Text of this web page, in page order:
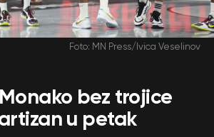
Foto: MN Press/Ivica Veselinov
bez trojice
u petak